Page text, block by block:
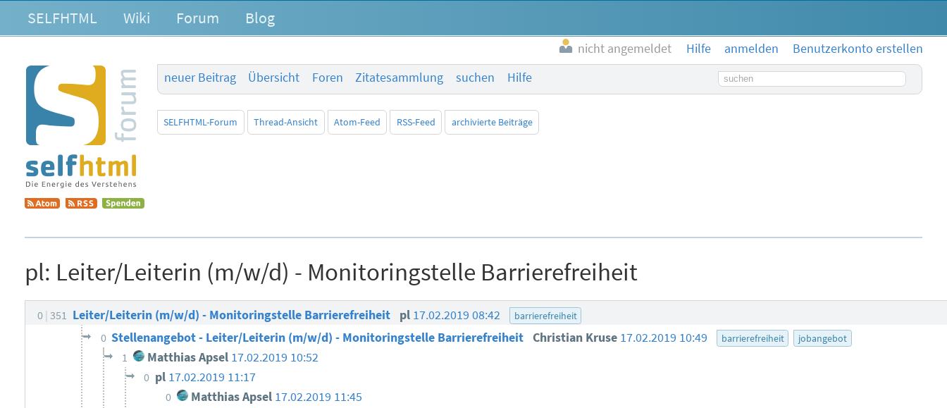
SELFHTML Wiki Forum Blog
nicht angemeldet Hilfe anmelden
Benutzerkonto erstellen
neuer Beitrag
Übersicht Foren Zitatesammlung suchen Hilfe Suchbegriff
SELFHTML-Forum Thread-Ansicht Atom-Feed RSS-Feed archivierte Beiträge
pl: Leiter/Leiterin (m/w/d) - Monitoringstelle Barrierefreiheit
0 351 Leiter/Leiterin (m/w/d) - Monitoringstelle Barrierefreiheit pl 17.02.2019 08:42 barrierefreiheit
0 Stellenangebot - Leiter/Leiterin (m/w/d) - Monitoringstelle Barrierefreiheit Christian Kruse 17.02.2019 10:49 barrierefreiheit jobangebot
1 Matthias Apsel 17.02.2019 10:52
0 pl 17.02.2019 11:17
0 Matthias Apsel 17.02.2019 11:45